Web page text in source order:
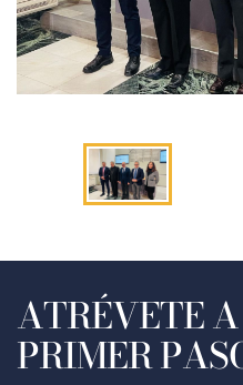
ATRÉVETE
PRIMER